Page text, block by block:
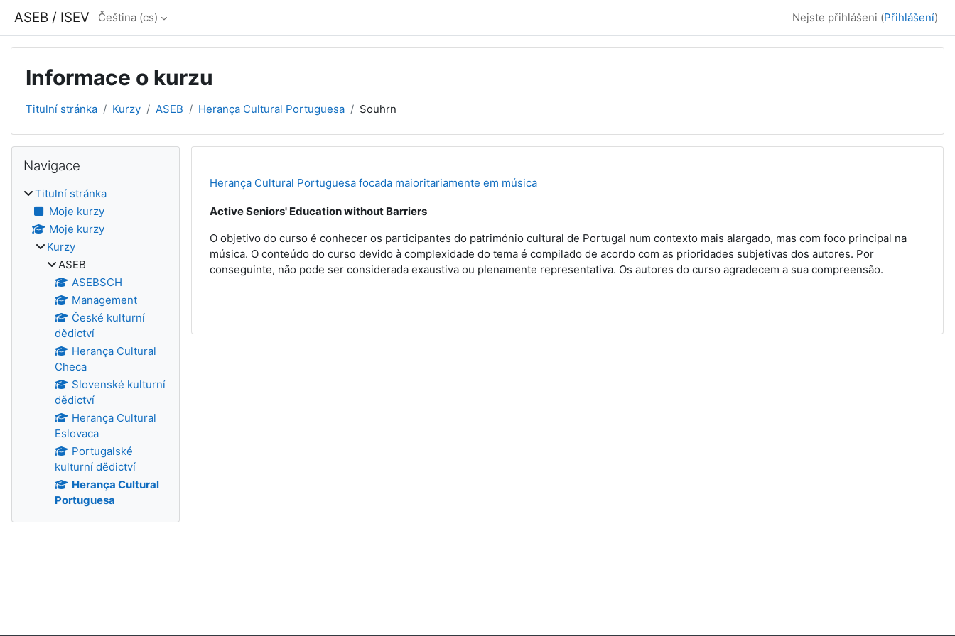
ASEB / ISEV Čeština ‎(cs)‎ Nejste přihlášeni (Přihlášení)
Informace o kurzu
Titulní stránka Kurzy ASEB Herança Cultural Portuguesa Souhrn
Herança Cultural Portuguesa focada maioritariamente em música
Active Seniors' Education without Barriers
O objetivo do curso é conhecer os participantes do património cultural de Portugal num contexto mais alargado, mas com foco principal na
música. O conteúdo do curso devido à complexidade do tema é compilado de acordo com as prioridades subjetivas dos autores. Por
conseguinte, não pode ser considerada exaustiva ou plenamente representativa. Os autores do curso agradecem a sua compreensão.
Bloky
Navigace
Titulní stránka
Moje kurzy
Moje kurzy
Kurzy
ASEB
ASEBSCH
Management
České kulturní
dědictví
Herança Cultural
Checa
Slovenské kulturní
dědictví
Herança Cultural
Eslovaca
Portugalské
kulturní dědictví
Herança Cultural
Portuguesa